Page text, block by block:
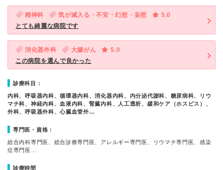
精神科 気が滅入る・不安・幻想・妄想
5.0
とても綺麗な病院です
消化器外科 大腸がん
5.0
この病院を選んで良かった
診療科目：
内科、呼吸器内科、循環器内科、消化器内科、内分泌代謝科、糖尿病科、リウ
マチ科、神経内科、血液内科、腎臓内科、人工透析、緩和ケア（ホスピス）、
外科、呼吸器外科、心臓血管外…
専門医・資格：
総合内科専門医、総合診療専門医、アレルギー専門医、リウマチ専門医、感染
症専門医…
診療時間